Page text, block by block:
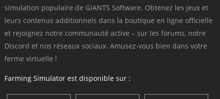
simulation populaire de GIANTS Software. Obtenez les jeux et
leurs contenus additionnels dans la boutique en ligne officielle
et rejoignez notre communauté active – sur les forums, notre
Discord et nos réseaux sociaux. Amusez-vous bien dans votre
ferme virtuelle !
Farming Simulator est disponible sur :